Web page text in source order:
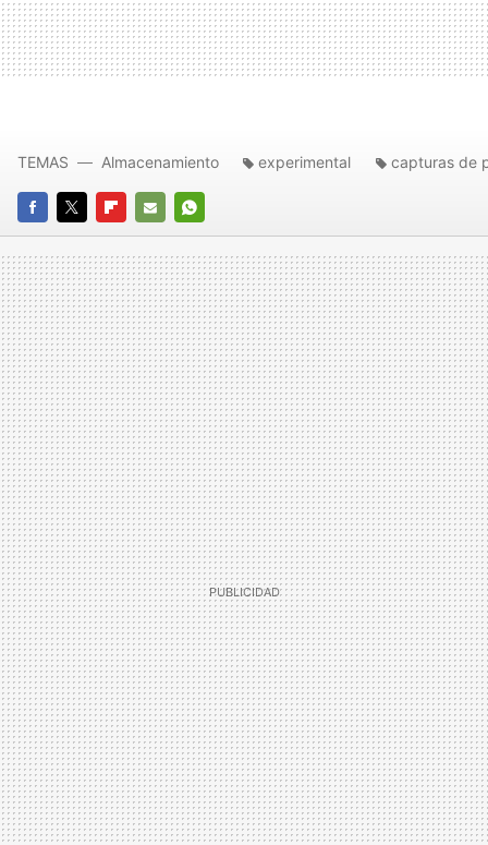
FACEBOOK
TWITTERFLIPBOARD
E-
MAIL
WHATSAPP
TEMAS Almacenamiento experimental capturas de